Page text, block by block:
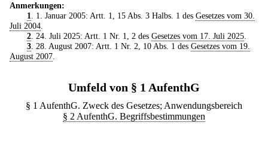
Anmerkungen:
1
. 1. Januar 2005: Artt. 1, 15 Abs. 3 Halbs. 1 des Gesetzes vom 30.
Juli 2004
2. 24. Juli 2025: Artt. 1 Nr. 1, 2 des Gesetzes vom 17. Juli 2025.
3. 28. August 2007: Artt. 1 Nr. 2, 10 Abs. 1 des Gesetzes vom 19.
August 2007
Umfeld von § 1 AufenthG
§ 1 AufenthG. Zweck des Gesetzes; Anwendungsbereich
§ 2 AufenthG. Begriffsbestimmungen